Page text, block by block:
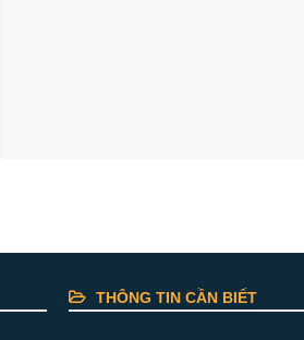
THÔNG TIN CẦN BIẾT